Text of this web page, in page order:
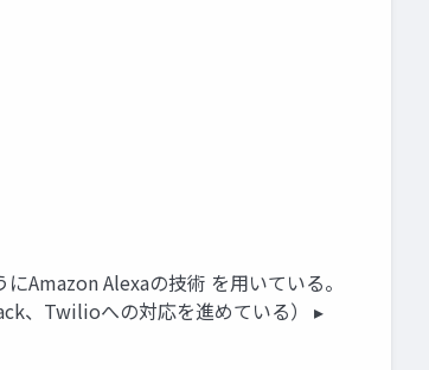
Amazon Alexaの技術 を用いている。
、Twilioへの対応を進めている） ▸